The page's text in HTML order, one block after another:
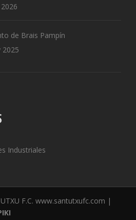
de Brais Pampín
2025
Industriales
F.C. www.santutxufc.com |